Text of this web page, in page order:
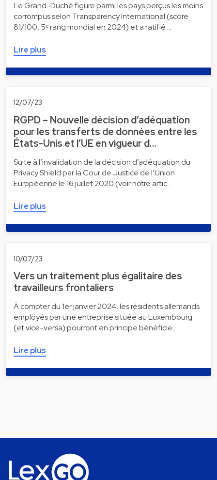
Le Grand-Duché figure parmi les pays perçus les moins
corrompus selon Transparency International (score
81/100, 5ᵉ rang mondial en 2024) et a ratifié …
Lire plus
12/07/23
RGPD – Nouvelle décision d’adéquation
pour les transferts de données entre les
États-Unis et l’UE en vigueur d…
Suite à l’invalidation de la décision d’adéquation du
Privacy Shield par la Cour de Justice de l’Union
Européenne le 16 juillet 2020 (voir notre artic…
Lire plus
10/07/23
Vers un traitement plus égalitaire des
travailleurs frontaliers
À compter du 1er janvier 2024, les résidents allemands
employés par une entreprise située au Luxembourg
(et vice-versa) pourront en principe bénéficie…
Lire plus